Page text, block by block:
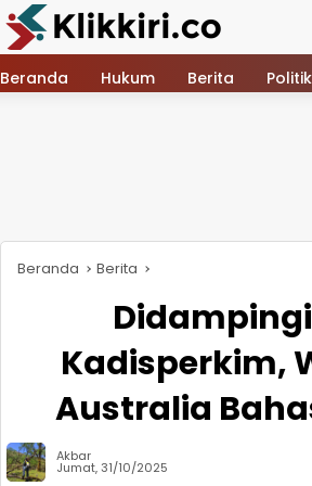
Beranda Hukum Berita Politik
Beranda Berita
Kadisperkim,
Australia
Akbar
Jumat, 31/10/2025